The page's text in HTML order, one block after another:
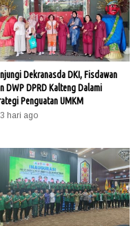
Dekranasda DKI, Fisdawan
DWP DPRD Kalteng Dalami
Penguatan UMKM
3 hari ago